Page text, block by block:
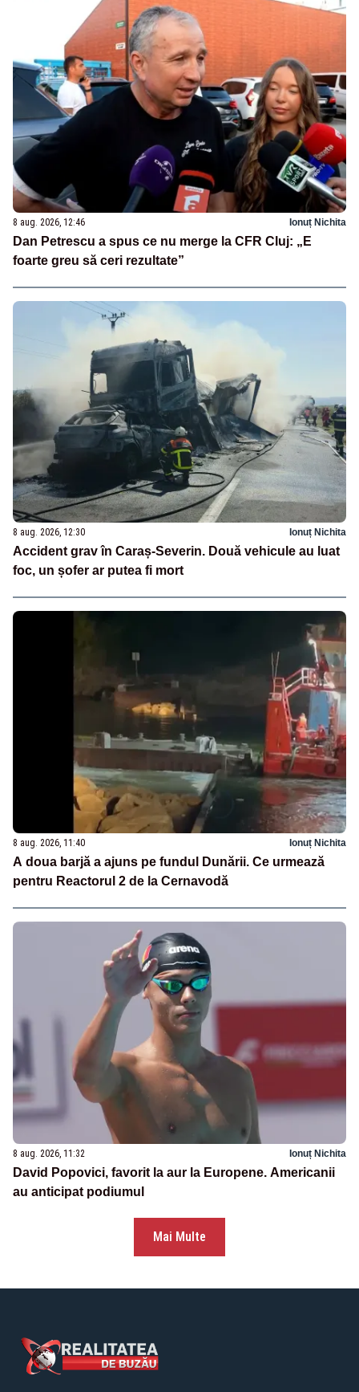
8 aug. 2026, 12:46 Ionuț Nichita
Dan Petrescu a spus ce nu merge la CFR Cluj: „E
foarte greu să ceri rezultate”
8 aug. 2026, 12:30 Ionuț Nichita
Accident grav în Caraș-Severin. Două vehicule au luat
foc, un șofer ar putea fi mort
8 aug. 2026, 11:40 Ionuț Nichita
A doua barjă a ajuns pe fundul Dunării. Ce urmează
pentru Reactorul 2 de la Cernavodă
8 aug. 2026, 11:32 Ionuț Nichita
David Popovici, favorit la aur la Europene. Americanii
au anticipat podiumul
Mai Multe